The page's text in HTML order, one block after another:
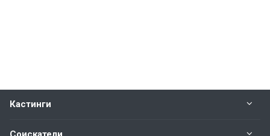
Кастинги